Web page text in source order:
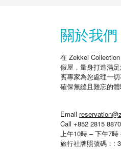
關於我們
在 Zekkei
假屋，量身打造滿
賓專家為您處理一
確保無縫且難忘的體
Email
Call +852 2815 8870
上午10時 – 下午7時
旅行社牌照號碼：: